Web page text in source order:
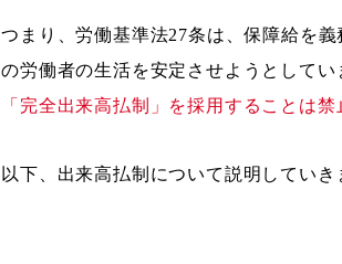
つまり、労働基準法27条は、保障給を
の労働者の生活を安定させようとして
「完全出来高払制」を採用することは
以下、出来高払制について説明していき